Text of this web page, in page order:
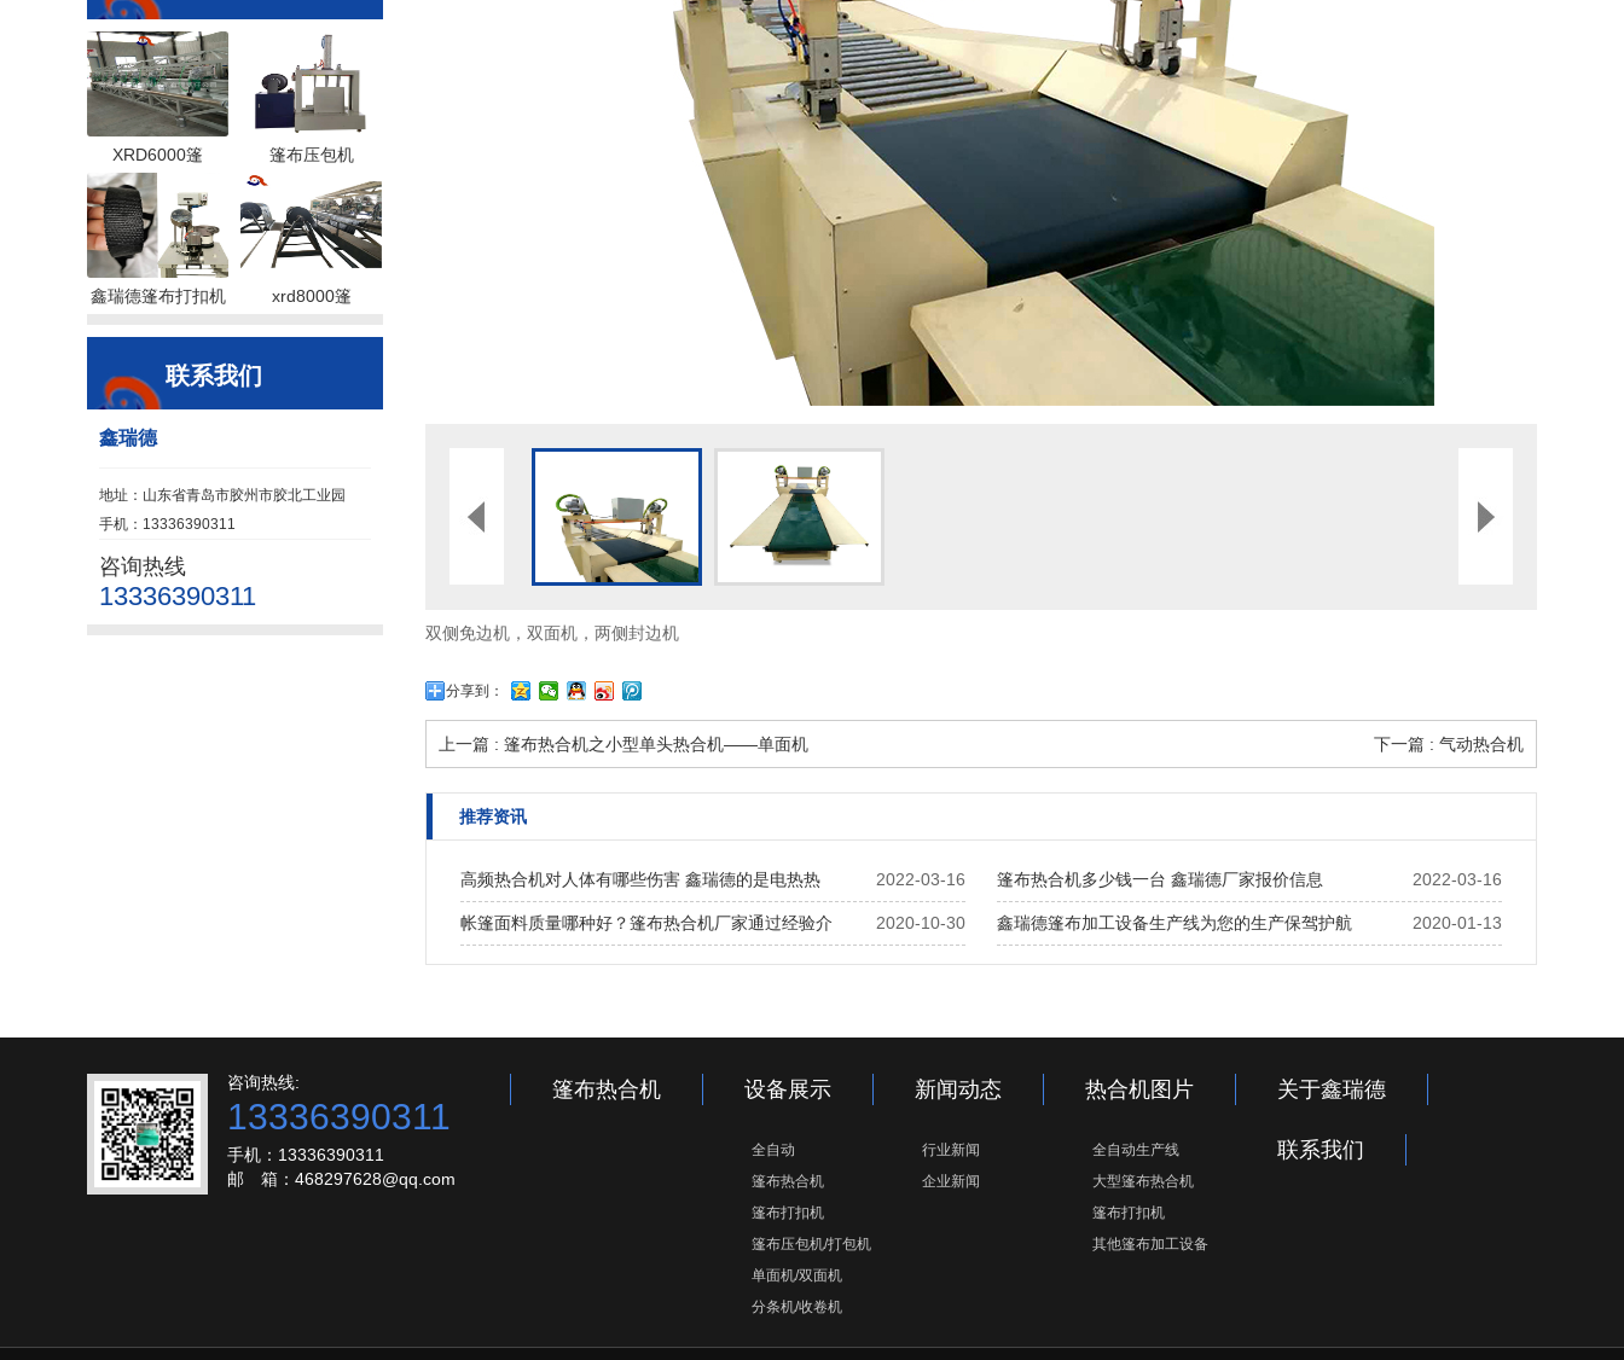
XRD6000篷 篷布压包机
鑫瑞德篷布打扣机 xrd8000篷
联系我们
鑫瑞德
地址：山东省青岛市胶州市胶北工业园
手机：13336390311
咨询热线
13336390311
双侧免边机，双面机，两侧封边机
分享到：
上一篇 : 篷布热合机之小型单头热合机——单面机 下一篇 : 气动热合机
推荐资讯
2022-03-16
高频热合机对人体有哪些伤害 鑫瑞德的是电热热 2022-03-16
篷布热合机多少钱一台 鑫瑞德厂家报价信息
2020-10-30
帐篷面料质量哪种好？篷布热合机厂家通过经验介 2020-01-13
鑫瑞德篷布加工设备生产线为您的生产保驾护航
咨询热线:
13336390311
手机：13336390311
邮 箱：468297628@qq.com
篷布热合机 设备展示
全自动
篷布热合机
篷布打扣机
篷布压包机/打包机
单面机/双面机
分条机/收卷机
新闻动态
行业新闻
企业新闻
热合机图片
全自动生产线
大型篷布热合机
篷布打扣机
其他篷布加工设备
关于鑫瑞德
联系我们